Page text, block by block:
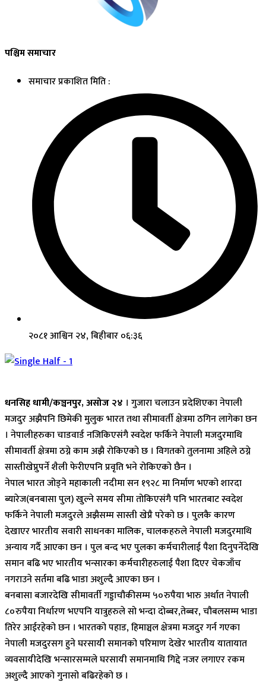
पश्चिम समाचार
समाचार प्रकाशित मिति :
२०८१ आश्विन २४, बिहीबार ०६:३६
धनसिह धामी/कञ्चनपुर, असोज २४ । गुजारा चलाउन प्रदेशिएका नेपाली
मजदुर अझैपनि छिमेकी मुलुक भारत तथा सीमावर्ती क्षेत्रमा ठगिन लागेका छन
। नेपालीहरुका चाडवार्ड नजिकिएसंगै स्वदेश फर्किने नेपाली मजदुरमाथि
सीमावर्ती क्षेत्रमा ठग्ने काम अझै रोकिएको छ । विगतको तुलनामा अहिले ठग्ने
सास्तीखेप्नुपर्ने शैली फेरीएपनि प्रवृति भने रोकिएको छैन ।
नेपाल भारत जोड्ने महाकाली नदीमा सन १९२८ मा निर्माण भएको शारदा
ब्यारेज(बनबासा पुल) खुल्ने समय सीमा तोकिएसंगै पनि भारतबाट स्वदेश
फर्किने नेपाली मजदुरले अझैसम्म सास्ती खेप्नै परेको छ । पुलकै कारण
देखाएर भारतीय सवारी साधनका मालिक, चालकहरुले नेपाली मजदुरमाथि
अन्याय गर्दै आएका छन । पुल बन्द भए पुलका कर्मचारीलाई पैशा दिनुपर्नेदेखि
समान बढि भए भारतीय भन्सारका कर्मचारीहरुलाई पैशा दिएर चेकजाँच
नगराउने सर्तमा बढि भाडा अशुल्दै आएका छन ।
बनबासा बजारदेखि सीमावर्ती गड्डाचौकीसम्म ५०रुपैया भारु अर्थात नेपाली
८०रुपैया निर्धारण भएपनि यात्रुहरुले सो भन्दा दोब्बर,तेब्बर, चौबलसम्म भाडा
तिरेर आईरहेको छन । भारतको पहाड, हिमाञ्चल क्षेत्रमा मजदुर गर्न गएका
नेपाली मजदुरसग हुने घरसायी समानको परिमाण देखेर भारतीय यातायात
व्यवसायीदेखि भन्सारसम्मले घरसायी समानमाथि गिद्दे नजर लगाएर रकम
अशुल्दै आएको गुनासो बढिरहेको छ ।